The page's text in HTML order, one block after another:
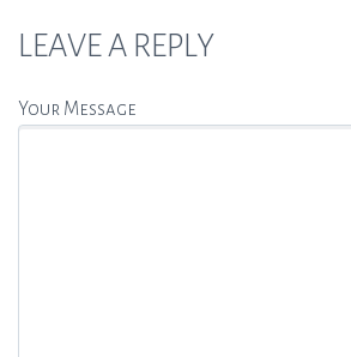
LEAVE A REPLY
Your Message